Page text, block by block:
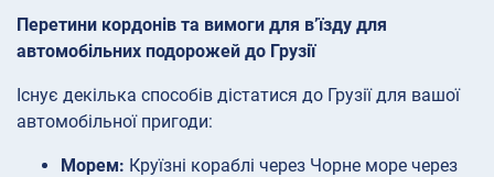
Перетини кордонів та вимоги для в’їзду для
автомобільних подорожей до Грузії
Існує декілька способів дістатися до Грузії для вашої
автомобільної пригоди:
Морем: Круїзні кораблі через Чорне море через